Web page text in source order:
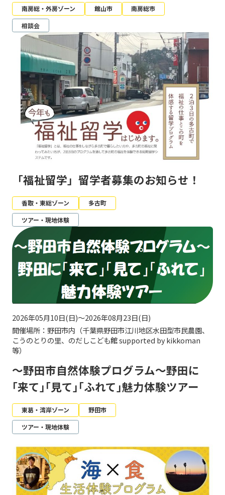
南房総・外房ゾーン 館山市
南房総市
相談会
「福祉留学」留学者募集のお知らせ！
香取・東総ゾーン
多古町
ツアー・現地体験
2026年05月10日(日)～2026年08月23日(日)
開催場所：野田市内（千葉県野田市江川地区水田型市民農園、
こうのとりの里、のだしこども館 supported by kikkoman
等）
～野田市自然体験プログラム～野田に
｢来て｣｢見て｣｢ふれて｣魅力体験ツアー
東葛・湾岸ゾーン
野田市
ツアー・現地体験